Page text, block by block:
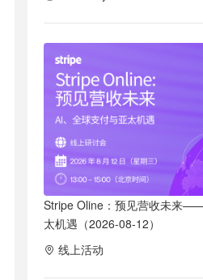
Stripe Oline：预见营收未来
太机遇（2026-08-12）
线上活动